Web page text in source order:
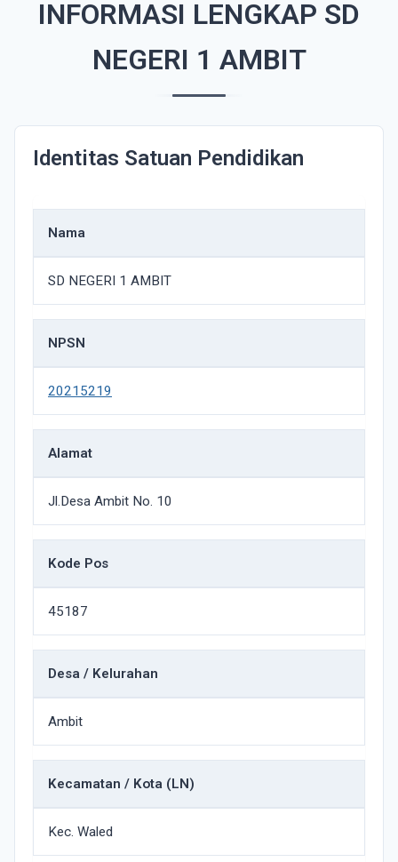
INFORMASI LENGKAP SD
NEGERI 1 AMBIT
Identitas Satuan Pendidikan
Nama
SD NEGERI 1 AMBIT
NPSN
20215219
Alamat
Jl.Desa Ambit No. 10
Kode Pos
45187
Desa / Kelurahan
Ambit
Kecamatan / Kota (LN)
Kec. Waled